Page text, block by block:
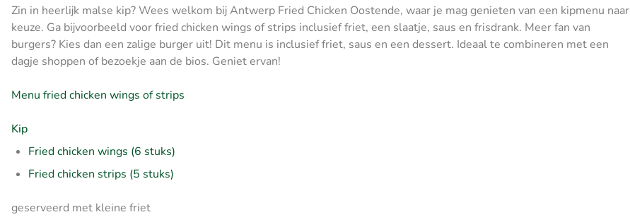
Zin in heerlijk malse kip? Wees welkom bij Antwerp Fried Chicken Oostende, waar je mag genieten van een kipmenu naar
keuze. Ga bijvoorbeeld voor fried chicken wings of strips inclusief friet, een slaatje, saus en frisdrank. Meer fan van
burgers? Kies dan een zalige burger uit! Dit menu is inclusief friet, saus en een dessert. Ideaal te combineren met een
dagje shoppen of bezoekje aan de bios. Geniet ervan!
Menu fried chicken wings of strips
Kip
Fried chicken wings (6 stuks)
Fried chicken strips (5 stuks)
geserveerd met kleine friet